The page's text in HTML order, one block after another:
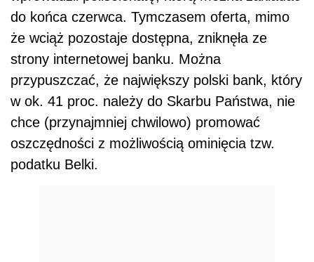
do końca czerwca. Tymczasem oferta, mimo
że wciąż pozostaje dostępna, zniknęła ze
strony internetowej banku. Można
przypuszczać, że największy polski bank, który
w ok. 41 proc. należy do Skarbu Państwa, nie
chce (przynajmniej chwilowo) promować
oszczędności z możliwością ominięcia tzw.
podatku Belki.